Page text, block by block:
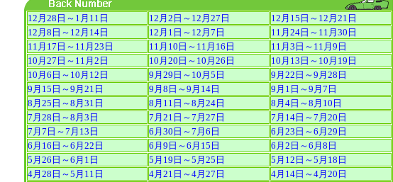
12月28日～1月11日 12月2日～12月27日
12月15日～12月21日
12月8日～12月14日
12月1日～12月7日
11月24日～11月30日
11月17日～11月23日
11月10日～11月16日
11月3日～11月9日
10月27日～11月2日
10月20日～10月26日
10月13日～10月19日
10月6日～10月12日
9月29日～10月5日
9月22日～9月28日
9月15日～9月21日
9月8日～9月14日
9月1日～9月7日
8月25日～8月31日
8月11日～8月24日
8月4日～8月10日
7月28日～8月3日
7月21日～7月27日
7月14日～7月20日
7月7日～7月13日
6月30日～7月6日
6月23日～6月29日
6月16日～6月22日
6月9日～6月15日
6月2日～6月8日
5月26日～6月1日
5月19日～5月25日
5月12日～5月18日
4月28日～5月11日
4月21日～4月27日
4月14日～4月20日